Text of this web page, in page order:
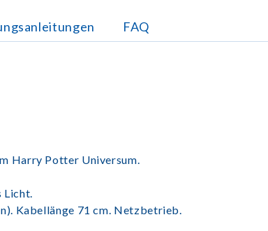
FAQ
Harry Potter Universum.
Licht.
Kabellänge 71 cm. Netzbetrieb.